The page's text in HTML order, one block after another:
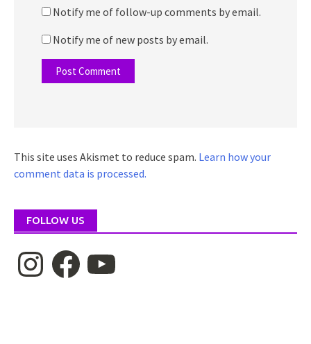
Notify me of follow-up comments by email.
Notify me of new posts by email.
This site uses Akismet to reduce spam. Learn how your
comment data is processed.
FOLLOW US
InstagramFacebookYouTube